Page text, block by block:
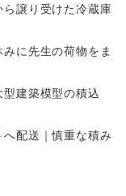
譲り受けた冷蔵庫
に先生の荷物をま
建築模型の積込
配送｜慎重な積み